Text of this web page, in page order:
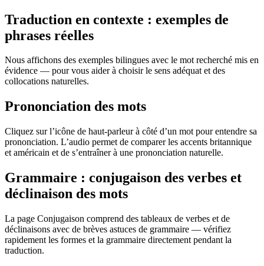
Traduction en contexte : exemples de
phrases réelles
Nous affichons des exemples bilingues avec le mot recherché mis en
évidence — pour vous aider à choisir le sens adéquat et des
collocations naturelles.
Prononciation des mots
Cliquez sur l’icône de haut-parleur à côté d’un mot pour entendre sa
prononciation. L’audio permet de comparer les accents britannique
et américain et de s’entraîner à une prononciation naturelle.
Grammaire : conjugaison des verbes et
déclinaison des mots
La page Conjugaison comprend des tableaux de verbes et de
déclinaisons avec de brèves astuces de grammaire — vérifiez
rapidement les formes et la grammaire directement pendant la
traduction.